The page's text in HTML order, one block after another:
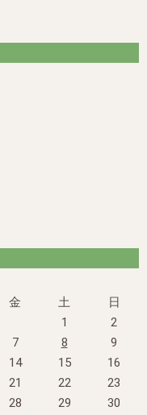
金 土
日
1
2
7 8
9
14 15
16
21 22
23
28 29
30